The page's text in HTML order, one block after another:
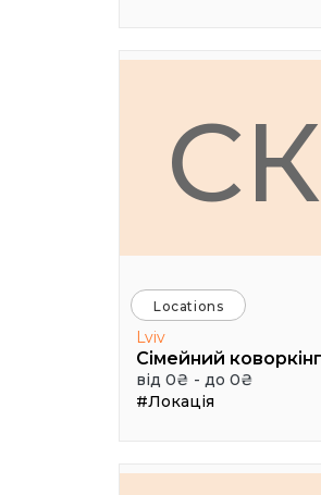
СК
Locations
Lviv
від 0₴ - до 0₴
#Локація